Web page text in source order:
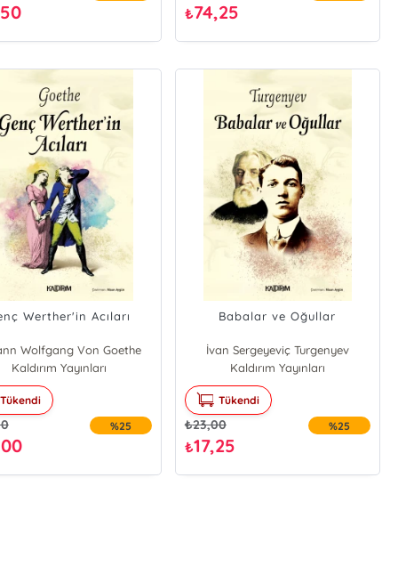
₺74,25
Werther'in Acıları
Wolfgang Von Goethe
Kaldırım Yayınları
Tükendi
%25
Babalar ve Oğullar
İvan Sergeyeviç Turgenyev
Kaldırım Yayınları
Tükendi
₺23,00
₺17,25
%25